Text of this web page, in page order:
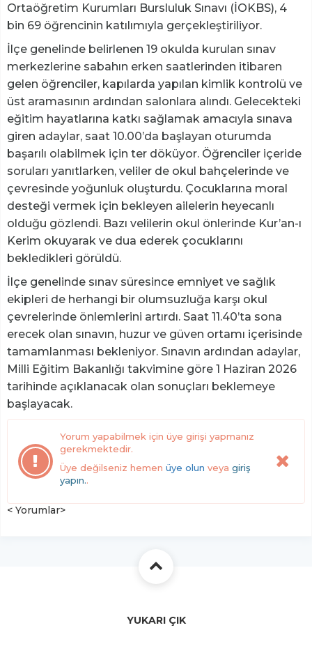
Ortaöğretim Kurumları Bursluluk Sınavı (İOKBS), 4
bin 69 öğrencinin katılımıyla gerçekleştiriliyor.
İlçe genelinde belirlenen 19 okulda kurulan sınav
merkezlerine sabahın erken saatlerinden itibaren
gelen öğrenciler, kapılarda yapılan kimlik kontrolü ve
üst aramasının ardından salonlara alındı. Gelecekteki
eğitim hayatlarına katkı sağlamak amacıyla sınava
giren adaylar, saat 10.00’da başlayan oturumda
başarılı olabilmek için ter döküyor. Öğrenciler içeride
soruları yanıtlarken, veliler de okul bahçelerinde ve
çevresinde yoğunluk oluşturdu. Çocuklarına moral
desteği vermek için bekleyen ailelerin heyecanlı
olduğu gözlendi. Bazı velilerin okul önlerinde Kur’an-ı
Kerim okuyarak ve dua ederek çocuklarını
bekledikleri görüldü.
İlçe genelinde sınav süresince emniyet ve sağlık
ekipleri de herhangi bir olumsuzluğa karşı okul
çevrelerinde önlemlerini artırdı. Saat 11.40’ta sona
erecek olan sınavın, huzur ve güven ortamı içerisinde
tamamlanması bekleniyor. Sınavın ardından adaylar,
Milli Eğitim Bakanlığı takvimine göre 1 Haziran 2026
tarihinde açıklanacak olan sonuçları beklemeye
başlayacak.
Yorum yapabilmek için üye girişi yapmanız
gerekmektedir.
Üye değilseniz hemen üye olun veya giriş
yapın..
< Yorumlar>
YUKARI ÇIK